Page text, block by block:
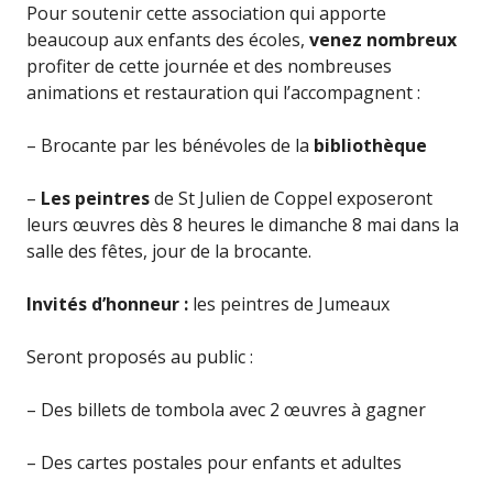
Pour soutenir cette association qui apporte
beaucoup aux enfants des écoles, venez nombreux
profiter de cette journée et des nombreuses
animations et restauration qui l’accompagnent :
– Brocante par les bénévoles de la bibliothèque
– Les peintresde St Julien de Coppel exposeront
leurs œuvres dès 8 heures le dimanche 8 mai dans la
salle des fêtes, jour de la brocante.
Invités d’honneur : les peintres de Jumeaux
Seront proposés au public :
– Des billets de tombola avec 2 œuvres à gagner
– Des cartes postales pour enfants et adultes